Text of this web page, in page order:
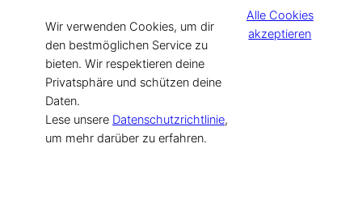
[current_year] VISIT-X. Made with
for Models & Influencers!
Wir verwenden Cookies, um dir
den bestmöglichen Service zu
bieten. Wir respektieren deine
Privatsphäre und schützen deine
Daten.
Lese unsere Datenschutzrichtlinie,
um mehr darüber zu erfahren.
Alle Cookies
akzeptieren